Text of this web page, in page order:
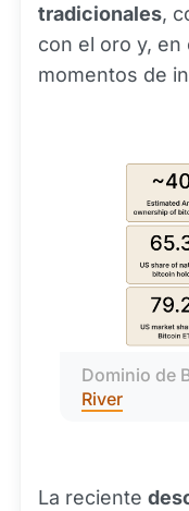
tradicionales,
con el oro y,
momentos de
River
La reciente